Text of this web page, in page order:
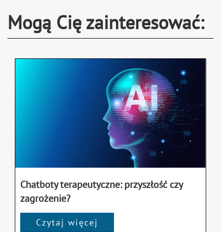
Mogą Cię zainteresować:
Chatboty terapeutyczne: przyszłość czy
zagrożenie?
Czytaj więcej